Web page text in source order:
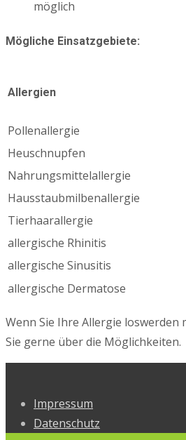
möglich
Mögliche Einsatzgebiete:
Allergien
Pollenallergie
Heuschnupfen
Nahrungsmittelallergie
Hausstaubmilbenallergie
Tierhaarallergie
allergische Rhinitis
allergische Sinusitis
allergische Dermatose
Wenn Sie Ihre Allergie loswerden
Sie gerne über die Möglichkeiten.
Impressum
Datenschutz